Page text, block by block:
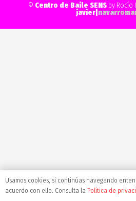
© Centro de Baile SENS by
javier|
Usamos cookies, si continúas navegando
acuerdo con ello. Consulta la Política de